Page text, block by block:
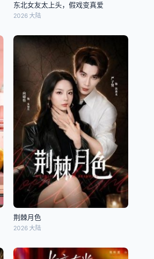
东北女友太上头，假戏变真爱
2026 大陆
荆棘月色
2026 大陆